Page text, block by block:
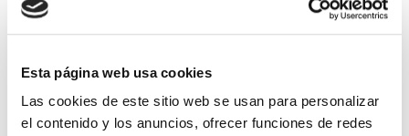
Esta página web usa cookies
Las cookies de este sitio web se usan para personalizar
el contenido y los anuncios, ofrecer funciones de redes
Importante: Envío gratis a Península